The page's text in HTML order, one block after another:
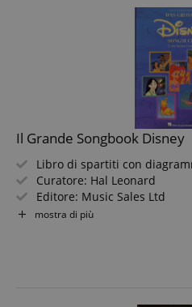
Il Grande Songbook Disney
Libro di spartiti con
Curatore: Hal Leonard
Editore: Music Sales Ltd
Estensione: 144 pagine
mostra di più